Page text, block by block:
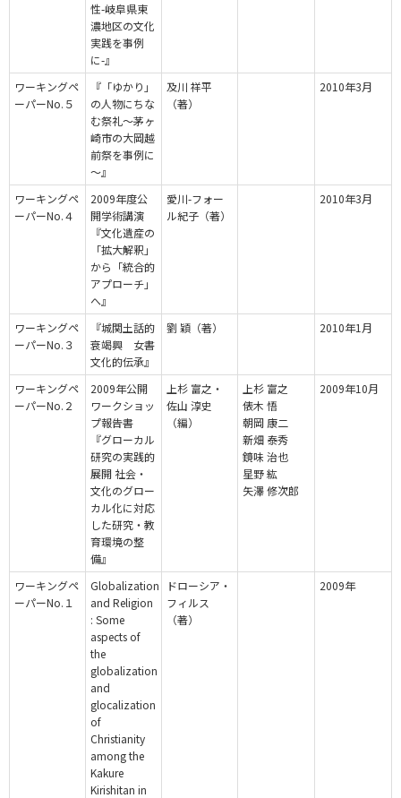
性-岐阜県東
濃地区の文化
実践を事例
に-』
ワーキングペ
ーパーNo.５
『「ゆかり」
の人物にちな
む祭礼～茅ヶ
崎市の大岡越
前祭を事例に
～』
及川 祥平
（著）
2010年3月
ワーキングペ
ーパーNo.４
2009年度公
開学術講演
『文化遺産の
「拡大解釈」
から「統合的
アプローチ」
へ』
愛川-フォー
ル紀子（著）
2010年3月
ワーキングペ
ーパーNo.３
『城関土話的
衰竭興 女書
文化的伝承』
劉 穎（著） 2010年1月
ワーキングペ
ーパーNo.２
2009年公開
ワークショッ
プ報告書
『グローカル
研究の実践的
展開 社会・
文化のグロー
カル化に対応
した研究・教
育環境の整
備』
上杉 富之・
佐山 淳史
（編）
上杉 富之
俵木 悟
朝岡 康二
新畑 泰秀
鏡味 治也
星野 紘
矢澤 修次郎
2009年10月
ワーキングペ
ーパーNo.１
Globalization
and Religion
: Some
aspects of
the
globalization
and
glocalization
of
Christianity
among the
Kakure
Kirishitan in
ドローシア・
フィルス
（著）
2009年